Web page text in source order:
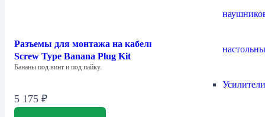
Разъемы для монтажа на кабель Chord Company 4mm
Screw Type Banana Plug Kit
Бананы под винт и под пайку.
5 175 ₽